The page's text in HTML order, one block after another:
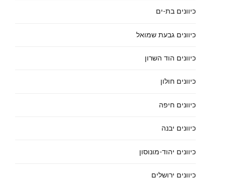
כיוונים בת-ים
כיוונים גבעת שמואל
כיוונים הוד השרון
כיוונים חולון
כיוונים חיפה
כיוונים יבנה
כיוונים יהוד-מונוסון
כיוונים ירושלים